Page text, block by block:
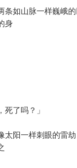
如山脉一样巍峨的
身
了吗？」
阳一样刺眼的雷劫